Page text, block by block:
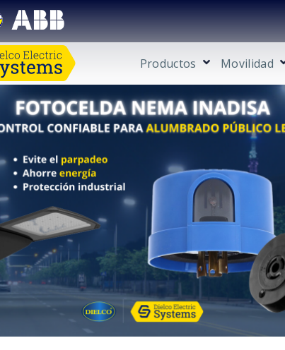
Productos Movilidad